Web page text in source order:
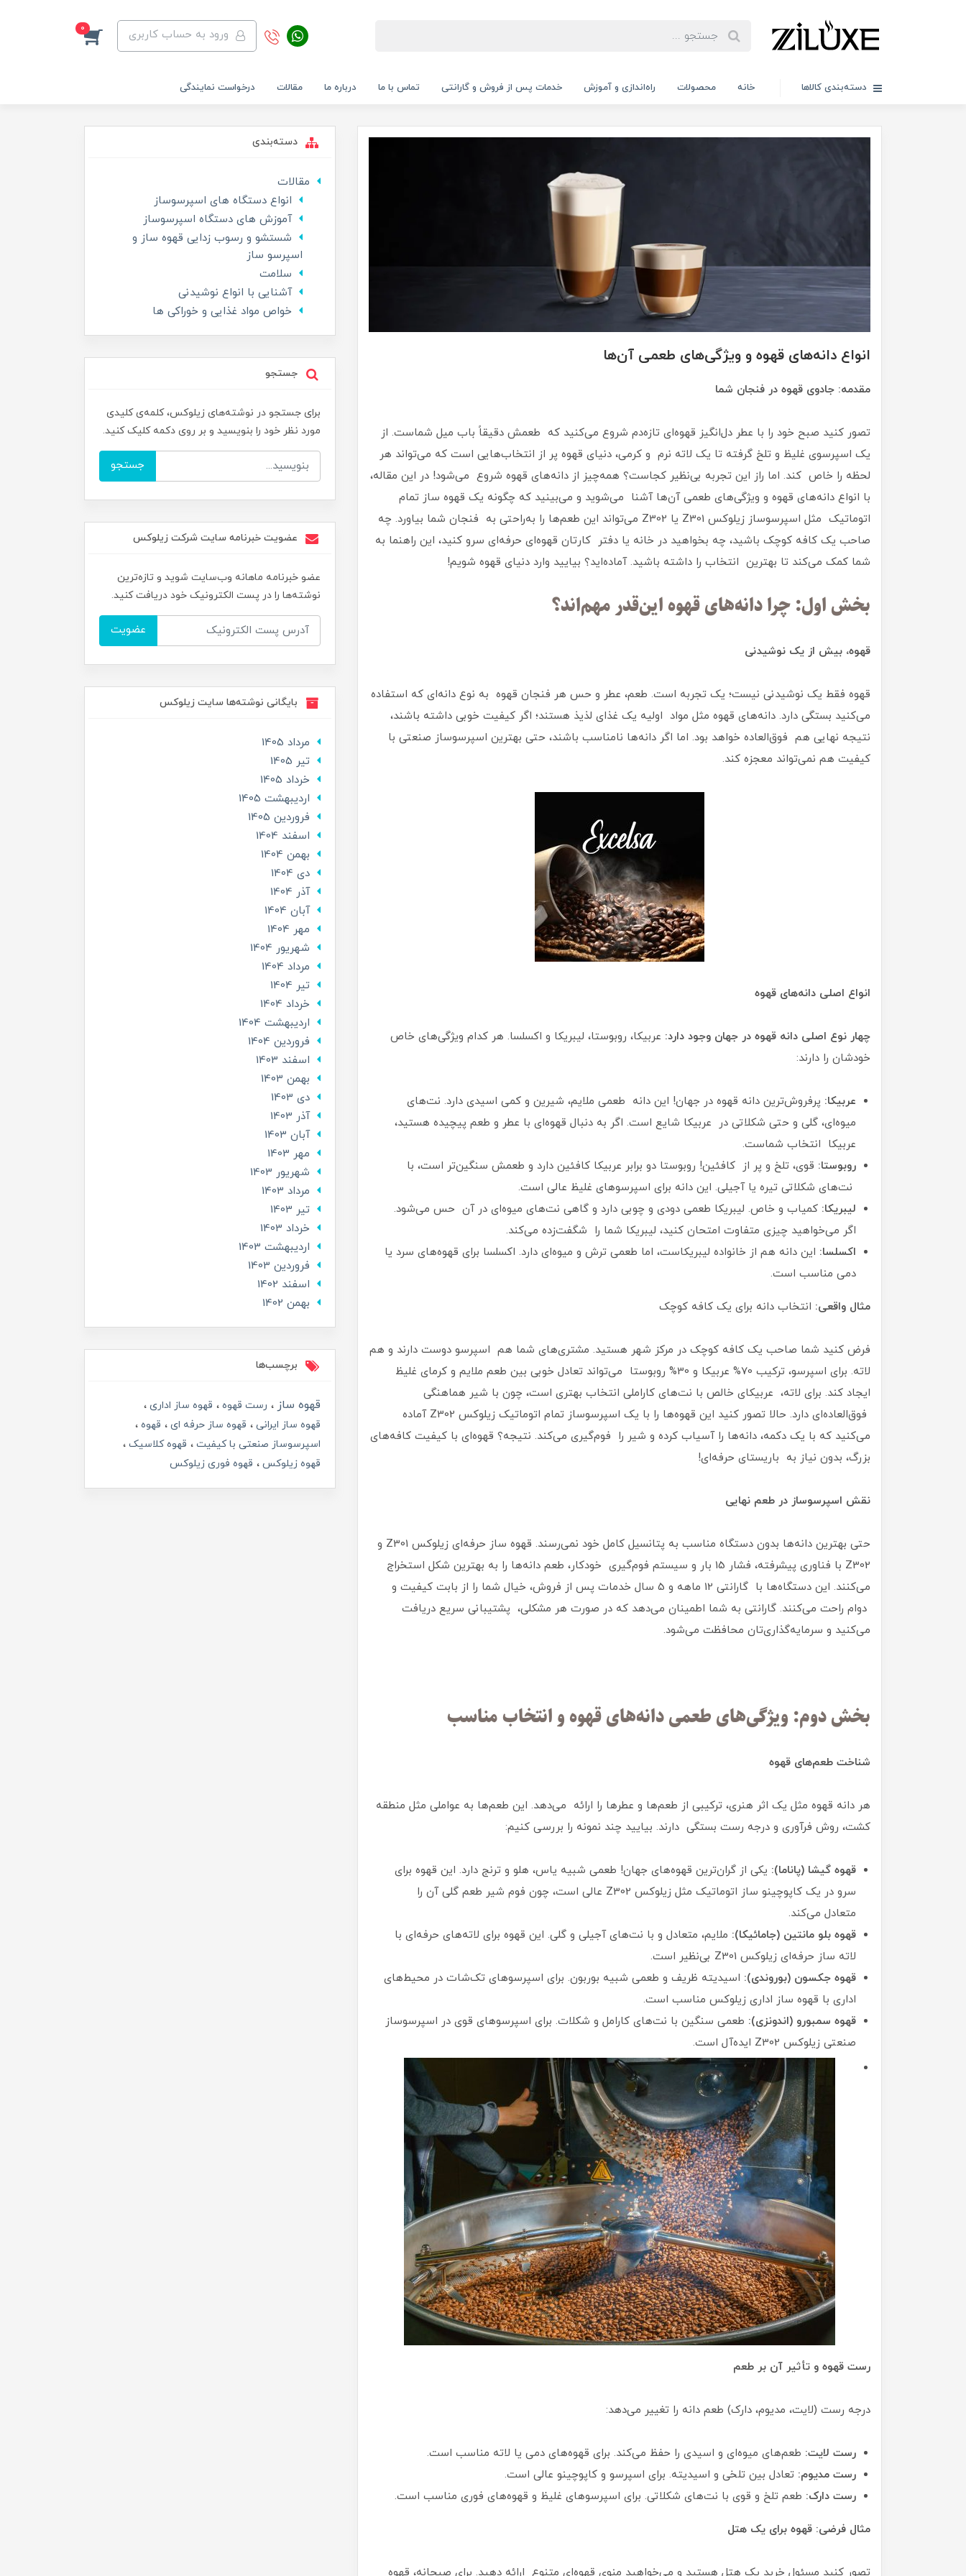
ورود به حساب کاربری 0
دسته‌بندی کالاها خانه محصولات راه‌اندازی و آموزش خدمات پس از فروش و گارانتی تماس با ما درباره ما مقالات درخواست نمایندگی
انواع دانه‌های قهوه و ویژگی‌های طعمی آن‌ها
مقدمه: جادوی قهوه در فنجان شما
تصور کنید صبح خود را با عطر دل‌انگیز قهوه‌ای تازه‌دم شروع می‌کنید که طعمش دقیقاً باب میل شماست. از
یک اسپرسوی غلیظ و تلخ گرفته تا یک لاته نرم و کرمی، دنیای قهوه پر از انتخاب‌هایی است که می‌تواند هر
لحظه را خاص کند. اما راز این تجربه بی‌نظیر کجاست؟ همه‌چیز از دانه‌های قهوه شروع می‌شود! در این مقاله،
با انواع دانه‌های قهوه و ویژگی‌های طعمی آن‌ها آشنا می‌شوید و می‌بینید که چگونه یک قهوه ساز تمام
اتوماتیک مثل اسپرسوساز زیلوکس Z301 یا Z302 می‌تواند این طعم‌ها را به‌راحتی به فنجان شما بیاورد. چه
صاحب یک کافه کوچک باشید، چه بخواهید در خانه یا دفتر کارتان قهوه‌ای حرفه‌ای سرو کنید، این راهنما به
شما کمک می‌کند تا بهترین انتخاب را داشته باشید. آماده‌اید؟ بیایید وارد دنیای قهوه شویم!
بخش اول: چرا دانه‌های قهوه این‌قدر مهم‌اند؟
قهوه، بیش از یک نوشیدنی
قهوه فقط یک نوشیدنی نیست؛ یک تجربه است. طعم، عطر و حس هر فنجان قهوه به نوع دانه‌ای که استفاده
می‌کنید بستگی دارد. دانه‌های قهوه مثل مواد اولیه یک غذای لذیذ هستند؛ اگر کیفیت خوبی داشته باشند،
نتیجه نهایی هم فوق‌العاده خواهد بود. اما اگر دانه‌ها نامناسب باشند، حتی بهترین اسپرسوساز صنعتی با
کیفیت هم نمی‌تواند معجزه کند.
انواع اصلی دانه‌های قهوه
چهار نوع اصلی دانه قهوه در جهان وجود دارد: عربیکا، روبوستا، لیبریکا و اکسلسا. هر کدام ویژگی‌های خاص
خودشان را دارند:
عربیکا: پرفروش‌ترین دانه قهوه در جهان! این دانه طعمی ملایم، شیرین و کمی اسیدی دارد. نت‌های
میوه‌ای، گلی و حتی شکلاتی در عربیکا شایع است. اگر به دنبال قهوه‌ای با عطر و طعم پیچیده هستید،
عربیکا انتخاب شماست.
روبوستا: قوی، تلخ و پر از کافئین! روبوستا دو برابر عربیکا کافئین دارد و طعمش سنگین‌تر است، با
نت‌های شکلاتی تیره یا آجیلی. این دانه برای اسپرسوهای غلیظ عالی است.
لیبریکا: کمیاب و خاص. لیبریکا طعمی دودی و چوبی دارد و گاهی نت‌های میوه‌ای در آن حس می‌شود.
اگر می‌خواهید چیزی متفاوت امتحان کنید، لیبریکا شما را شگفت‌زده می‌کند.
اکسلسا: این دانه هم از خانواده لیبریکاست، اما طعمی ترش و میوه‌ای دارد. اکسلسا برای قهوه‌های سرد یا
دمی مناسب است.
مثال واقعی: انتخاب دانه برای یک کافه کوچک
فرض کنید شما صاحب یک کافه کوچک در مرکز شهر هستید. مشتری‌های شما هم اسپرسو دوست دارند و هم
لاته. برای اسپرسو، ترکیب 70% عربیکا و 30% روبوستا می‌تواند تعادل خوبی بین طعم ملایم و کرمای غلیظ
ایجاد کند. برای لاته، عربیکای خالص با نت‌های کاراملی انتخاب بهتری است، چون با شیر هماهنگی
فوق‌العاده‌ای دارد. حالا تصور کنید این قهوه‌ها را با یک اسپرسوساز تمام اتوماتیک زیلوکس Z302 آماده
می‌کنید که با یک دکمه، دانه‌ها را آسیاب کرده و شیر را فوم‌گیری می‌کند. نتیجه؟ قهوه‌ای با کیفیت کافه‌های
بزرگ، بدون نیاز به باریستای حرفه‌ای!
نقش اسپرسوساز در طعم نهایی
حتی بهترین دانه‌ها بدون دستگاه مناسب به پتانسیل کامل خود نمی‌رسند. قهوه ساز حرفه‌ای زیلوکس Z301 و
Z302 با فناوری پیشرفته، فشار 15 بار و سیستم فوم‌گیری خودکار، طعم دانه‌ها را به بهترین شکل استخراج
می‌کنند. این دستگاه‌ها با گارانتی 12 ماهه و 5 سال خدمات پس از فروش، خیال شما را از بابت کیفیت و
دوام راحت می‌کنند. گارانتی به شما اطمینان می‌دهد که در صورت هر مشکلی، پشتیبانی سریع دریافت
می‌کنید و سرمایه‌گذاری‌تان محافظت می‌شود.
بخش دوم: ویژگی‌های طعمی دانه‌های قهوه و انتخاب مناسب
شناخت طعم‌های قهوه
هر دانه قهوه مثل یک اثر هنری، ترکیبی از طعم‌ها و عطرها را ارائه می‌دهد. این طعم‌ها به عواملی مثل منطقه
کشت، روش فرآوری و درجه رست بستگی دارند. بیایید چند نمونه را بررسی کنیم:
قهوه گیشا (پاناما): یکی از گران‌ترین قهوه‌های جهان! طعمی شبیه یاس، هلو و ترنج دارد. این قهوه برای
سرو در یک کاپوچینو ساز اتوماتیک مثل زیلوکس Z302 عالی است، چون فوم شیر طعم گلی آن را
متعادل می‌کند.
قهوه بلو مانتین (جامائیکا): ملایم، متعادل و با نت‌های آجیلی و گلی. این قهوه برای لاته‌های حرفه‌ای با
لاته ساز حرفه‌ای زیلوکس Z301 بی‌نظیر است.
قهوه جکسون (بوروندی): اسیدیته ظریف و طعمی شبیه بوربون. برای اسپرسوهای تک‌شات در محیط‌های
اداری با قهوه ساز اداری زیلوکس مناسب است.
قهوه سمبورو (اندونزی): طعمی سنگین با نت‌های کارامل و شکلات. برای اسپرسوهای قوی در اسپرسوساز
صنعتی زیلوکس Z302 ایده‌آل است.
رست قهوه و تأثیر آن بر طعم
درجه رست (لایت، مدیوم، دارک) طعم دانه را تغییر می‌دهد:
رست لایت: طعم‌های میوه‌ای و اسیدی را حفظ می‌کند. برای قهوه‌های دمی یا لاته مناسب است.
رست مدیوم: تعادل بین تلخی و اسیدیته. برای اسپرسو و کاپوچینو عالی است.
رست دارک: طعم تلخ و قوی با نت‌های شکلاتی. برای اسپرسوهای غلیظ و قهوه‌های فوری مناسب است.
مثال فرضی: قهوه برای یک هتل
دسته‌بندی
مقالات
انواع دستگاه های اسپرسوساز
آموزش های دستگاه اسپرسوساز
شستشو و رسوب زدایی قهوه ساز و
اسپرسو ساز
سلامت
آشنایی با انواع نوشیدنی
خواص مواد غذایی و خوراکی ها
جستجو
برای جستجو در نوشته‌های زیلوکس، کلمه‌ی کلیدی
مورد نظر خود را بنویسید و بر روی دکمه کلیک کنید.
جستجو
عضویت خبرنامه سایت شرکت زیلوکس
عضو خبرنامه ماهانه وب‌سایت شوید و تازه‌ترین
نوشته‌ها را در پست الکترونیک خود دریافت کنید.
عضویت
بایگانی نوشته‌ها سایت زیلوکس
مرداد 1405
تير 1405
خرداد 1405
ارديبهشت 1405
فروردین 1405
اسفند 1404
بهمن 1404
دی 1404
آذر 1404
آبان 1404
مهر 1404
شهریور 1404
مرداد 1404
تير 1404
خرداد 1404
ارديبهشت 1404
فروردین 1404
اسفند 1403
بهمن 1403
دی 1403
آذر 1403
آبان 1403
مهر 1403
شهریور 1403
مرداد 1403
تير 1403
خرداد 1403
ارديبهشت 1403
فروردین 1403
اسفند 1402
بهمن 1402
برچسب‌ها
قهوه ساز رست قهوه
قهوه ساز اداری
قهوه ساز ایرانی
قهوه ساز حرفه ای
قهوه
اسپرسوساز صنعتی با کیفیت
قهوه کلاسیک
قهوه زیلوکس
قهوه فوری زیلوکس